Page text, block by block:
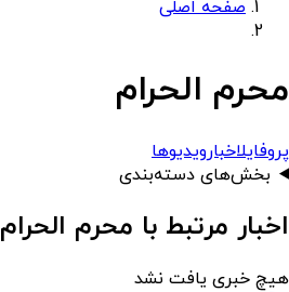
صفحه اصلی
محرم الحرام
پروفایلاخبارویدیوها
بخش‌های دسته‌بندی
اخبار مرتبط با محرم الحرام
هیچ خبری یافت نشد